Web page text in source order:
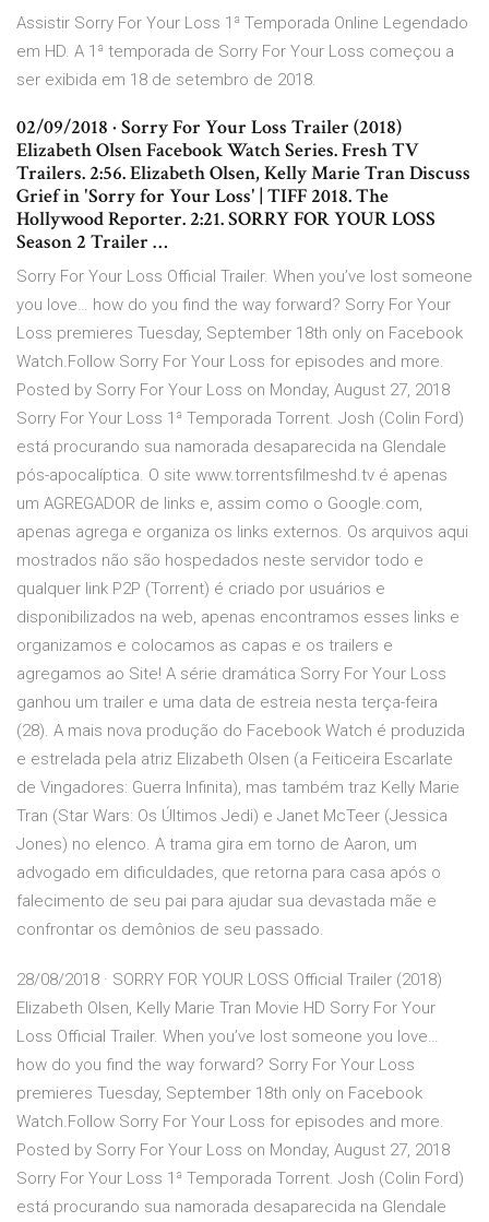
Assistir Sorry For Your Loss 1ª Temporada Online Legendado
em HD. A 1ª temporada de Sorry For Your Loss começou a
ser exibida em 18 de setembro de 2018.
02/09/2018 · Sorry For Your Loss Trailer (2018)
Elizabeth Olsen Facebook Watch Series. Fresh TV
Trailers. 2:56. Elizabeth Olsen, Kelly Marie Tran Discuss
Grief in 'Sorry for Your Loss' | TIFF 2018. The
Hollywood Reporter. 2:21. SORRY FOR YOUR LOSS
Season 2 Trailer …
Sorry For Your Loss Official Trailer. When you’ve lost someone
you love… how do you find the way forward? Sorry For Your
Loss premieres Tuesday, September 18th only on Facebook
Watch.Follow Sorry For Your Loss for episodes and more.
Posted by Sorry For Your Loss on Monday, August 27, 2018
Sorry For Your Loss 1ª Temporada Torrent. Josh (Colin Ford)
está procurando sua namorada desaparecida na Glendale
pós-apocalíptica. O site www.torrentsfilmeshd.tv é apenas
um AGREGADOR de links e, assim como o Google.com,
apenas agrega e organiza os links externos. Os arquivos aqui
mostrados não são hospedados neste servidor todo e
qualquer link P2P (Torrent) é criado por usuários e
disponibilizados na web, apenas encontramos esses links e
organizamos e colocamos as capas e os trailers e
agregamos ao Site! A série dramática Sorry For Your Loss
ganhou um trailer e uma data de estreia nesta terça-feira
(28). A mais nova produção do Facebook Watch é produzida
e estrelada pela atriz Elizabeth Olsen (a Feiticeira Escarlate
de Vingadores: Guerra Infinita), mas também traz Kelly Marie
Tran (Star Wars: Os Últimos Jedi) e Janet McTeer (Jessica
Jones) no elenco. A trama gira em torno de Aaron, um
advogado em dificuldades, que retorna para casa após o
falecimento de seu pai para ajudar sua devastada mãe e
confrontar os demônios de seu passado.
28/08/2018 · SORRY FOR YOUR LOSS Official Trailer (2018)
Elizabeth Olsen, Kelly Marie Tran Movie HD Sorry For Your
Loss Official Trailer. When you’ve lost someone you love…
how do you find the way forward? Sorry For Your Loss
premieres Tuesday, September 18th only on Facebook
Watch.Follow Sorry For Your Loss for episodes and more.
Posted by Sorry For Your Loss on Monday, August 27, 2018
Sorry For Your Loss 1ª Temporada Torrent. Josh (Colin Ford)
está procurando sua namorada desaparecida na Glendale